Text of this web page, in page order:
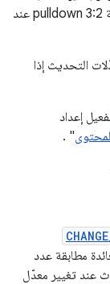
عن تحويل عدد اللقطات في الثانية، مثل اهتزاز تقنية 3:2 pulldown عند
التحديث إذا
إعداد
" .
مطابقة عدد
عند تغيير معدّل